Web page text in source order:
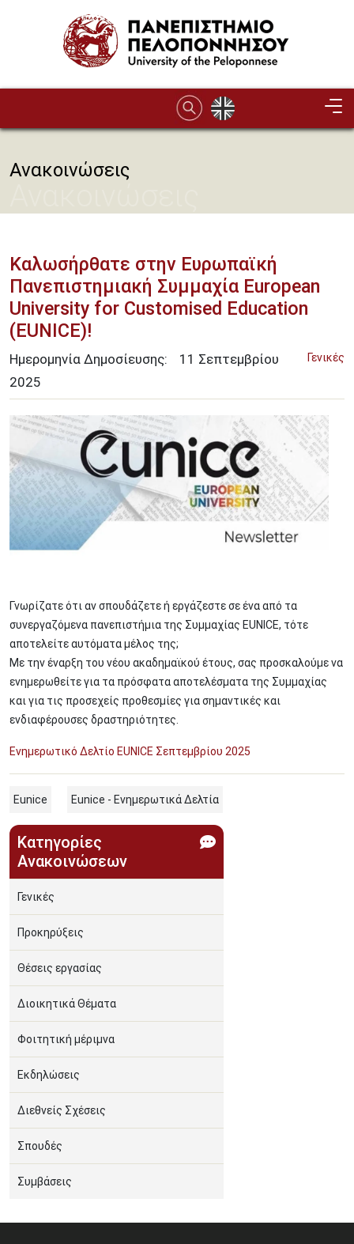
Ανακοινώσεις
Καλωσήρθατε στην Ευρωπαϊκή
Πανεπιστημιακή Συμμαχία European
University for Customised Education
(EUNICE)!
Γενικές
Ημερομηνία Δημοσίευσης: 11 Σεπτεμβρίου
2025
Image
Γνωρίζατε ότι αν σπουδάζετε ή εργάζεστε σε ένα από τα
συνεργαζόμενα πανεπιστήμια της Συμμαχίας EUNICE, τότε
αποτελείτε αυτόματα μέλος της;
Με την έναρξη του νέου ακαδημαϊκού έτους, σας προσκαλούμε να
ενημερωθείτε για τα πρόσφατα αποτελέσματα της Συμμαχίας
και για τις προσεχείς προθεσμίες για σημαντικές και
ενδιαφέρουσες δραστηριότητες.
Ενημερωτικό Δελτίο EUNICE Σεπτεμβρίου 2025
Eunice Eunice - Ενημερωτικά Δελτία
Κατηγορίες
Ανακοινώσεων
Γενικές
Προκηρύξεις
Θέσεις εργασίας
Διοικητικά Θέματα
Φοιτητική μέριμνα
Εκδηλώσεις
Διεθνείς Σχέσεις
Σπουδές
Συμβάσεις